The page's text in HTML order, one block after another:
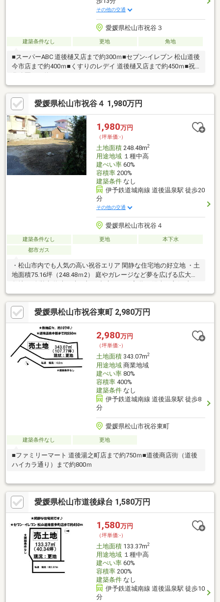
その他の交通
愛媛県松山市祝谷３
建築条件なし 更地 角地
■スーパーABC 道後樋又店まで約300ｍ■セブン-イレブン 松山道後
今市店まで約400ｍ■くすりのレデイ 道後樋又店まで約450ｍ■祝
愛媛県松山市祝谷４ 1,980万円
1,980万円
（坪単価:-）
土地面積248.48m2
用途地域１種中高
建ぺい率60%
容積率200%
建築条件なし
伊予鉄道城南線 道後温泉駅 徒歩20
分
その他の交通
愛媛県松山市祝谷４
建築条件なし 更地
本下水
都市ガス
・松山市内でも人気の高い祝谷エリア 閑静な住宅地の好立地 ・土
地面積75.16坪（248.48ｍ2） 庭やガレージなど夢を広げる広大な
見える景色 閑静な環境という質の高い住環境
愛媛県松山市祝谷東町 2,980万円
2,980万円
（坪単価:-）
土地面積343.07m2
用途地域商業地域
建ぺい率80%
容積率400%
建築条件なし
伊予鉄道城南線 道後温泉駅 徒歩8
分
愛媛県松山市祝谷東町
建築条件なし 更地
■ファミリーマート 道後湯之町店まで約750ｍ■道後商店街（道後
ハイカラ通り）まで約800ｍ
愛媛県松山市道後緑台 1,580万円
1,580万円
（坪単価:-）
土地面積133.37m2
用途地域１種中高
建ぺい率60%
容積率200%
建築条件なし
伊予鉄道城南線 道後温泉駅 徒歩10
分